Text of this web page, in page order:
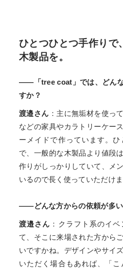
ひとつひとつ手作りで
木製品を。
——「tree coat」では、どん
すか？
渡邉さん ：主に無垢材を使っ
などの家具やカラトリーケー
ーメイドで作っています。
で、一般的な木製品より値段
作りがしっかりしていて、メ
いるので長く使っていただけま
——どんな方からの依頼が多い
渡邉さん ：クラフト系のイ
て、そこに来場された方から
いですかね。デザインやサイ
いただく場合もあれば、「